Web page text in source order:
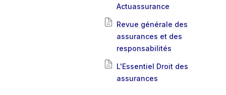
Actuassurance
Revue générale des
assurances et des
responsabilités
L'Essentiel Droit des
assurances